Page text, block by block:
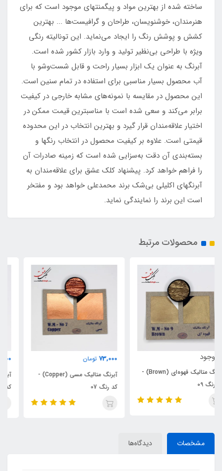
ساخته شده از بهترین مواد و پیگمنتهای موجود است که برای
هنرمندان، خوشنویسان، طراحان و گرافیست‌ها ... بهترین
کشش و پوشش رنگ را ایجاد می‌نماید. این تونالیته رنگی
ویژه با طراحی بی‌نظیر تولید و وارد بازار کشور شده است.
آبرنگ به عنوان یک ابزار بسیار راحت و قابل شست‌وشو با
آب محصول بسیار مناسبی برای استفاده در تمام سنین است.
این محصول در مقایسه با نمونه‌های مشابه خارجی در کیفیت
برابر می‌کند و سعی شده است با مناسبترین قیمت ممکن در
اختیار علاقه‌مندان قرار گیرد و بهترین انتخاب در این محدوده
قیمتی است. علاوه بر کیفیت محصول در انتخاب رنگها و
بسته‌بندی آن دقت به‌سزایی شده است که زمینه صادرات آن
را فراهم خواهد کرد. پیشنهاد کلک عشق برای علاقه‌مندان به
آبرنگهای اکلیلی بی‌شک برند محمدعلی خواهد بود و مفتخر
است این برند را نمایندگی نماید.
محصولات مرتبط
73,000
کد رنگ 07
73,000
کد رنگ 06
مشخصات دیدگاه‌ها